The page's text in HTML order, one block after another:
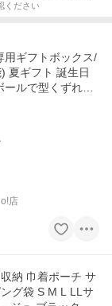
ください
用ギフトボックス/
夏ギフト 誕生日
ルで型くずれ防
店
納 巾着ポーチ サ
グ袋 S M L LLサ